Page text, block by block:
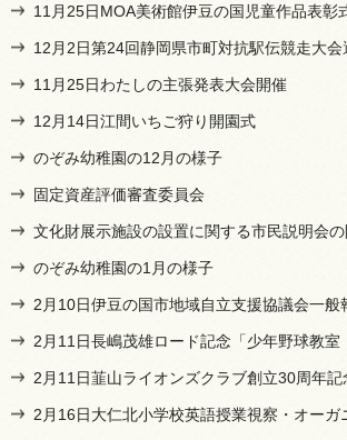
11月25日MOA美術館伊豆の国児童作品表彰
12月2日第24回静岡県市町対抗駅伝競走大
11月25日わたしの主張発表大会開催
12月14日江間いちご狩り開園式
のぞみ幼稚園の12月の様子
固定資産評価審査委員会
文化財展示施設の設置に関する市民説明会
のぞみ幼稚園の1月の様子
2月10日伊豆の国市地域自立支援協議会一般
2月11日長嶋茂雄ロード記念「少年野球教室
2月11日韮山ライオンズクラブ創立30周年記
2月16日大仁北小学校英語授業視察・オーガ